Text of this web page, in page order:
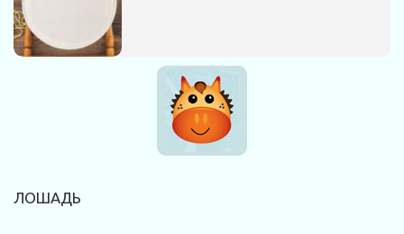
ЛОШАДЬ